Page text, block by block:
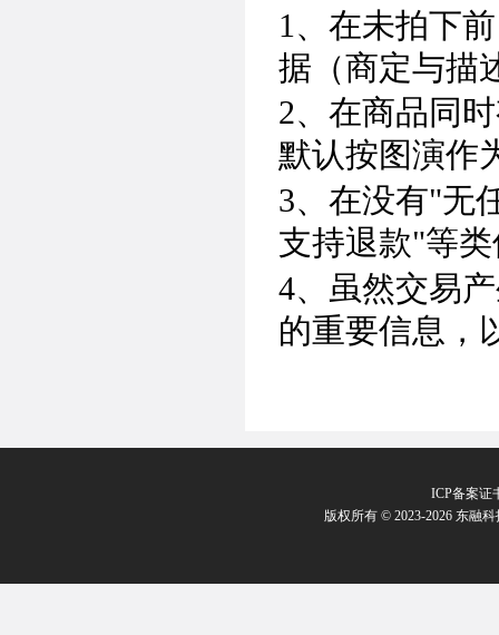
1、在未拍下
据（商定与描
2、在商品同
默认按图演作
3、在没有"无
支持退款"等
4、虽然交易
的重要信息，
ICP备案证
版权所有 © 2023-2026 东融